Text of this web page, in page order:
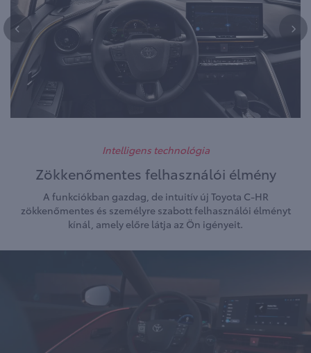
Intelligens technológia
Zökkenőmentes felhasználói élmény
A funkciókban gazdag, de intuitív új Toyota C-HR
zökkenőmentes és személyre szabott felhasználói élményt
kínál, amely előre látja az Ön igényeit.